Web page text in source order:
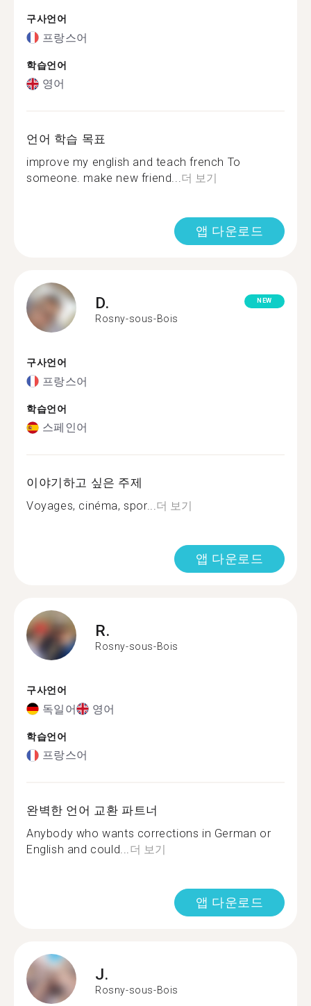
구사언어
프랑스어
학습언어
영어
언어 학습 목표
improve my english and teach french To
someone. make new friend...더 보기
앱 다운로드
D.
Rosny-sous-Bois
NEW
구사언어
프랑스어
학습언어
스페인어
이야기하고 싶은 주제
Voyages, cinéma, spor...더 보기
앱 다운로드
R.
Rosny-sous-Bois
구사언어
독일어 영어
학습언어
프랑스어
완벽한 언어 교환 파트너
Anybody who wants corrections in German or
English and could...더 보기
앱 다운로드
J.
Rosny-sous-Bois